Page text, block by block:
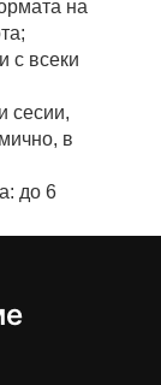
на
с всеки
сесии,
в
до 6
на